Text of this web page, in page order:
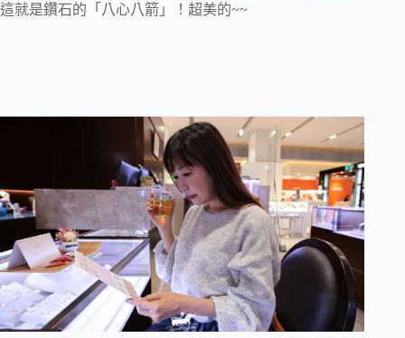
這就是鑽石的「八心八箭」！超美的~~